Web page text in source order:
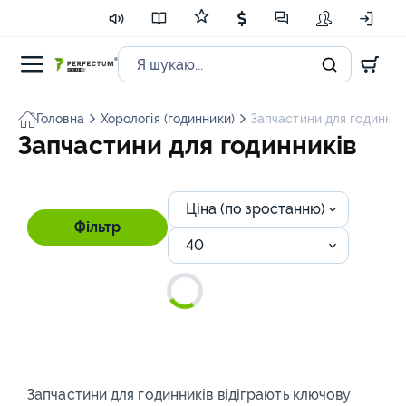
Головна Хорологія (годинники) Запчастини для
Запчастини для годинників
Фільтр
Ціна (по зростанню)
40
Запчастини для годинників відіграють ключову